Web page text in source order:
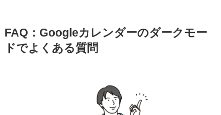
FAQ：Googleカレンダーのダークモー
ドでよくある質問